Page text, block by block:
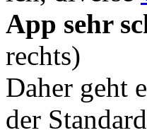
App sehr
rechts)
Daher geht
der